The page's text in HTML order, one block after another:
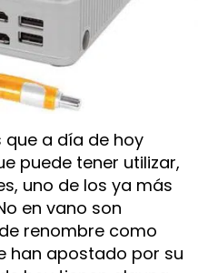
que a día de hoy
puede tener utilizar,
uno de los ya más
en vano son
renombre como
han apostado por su